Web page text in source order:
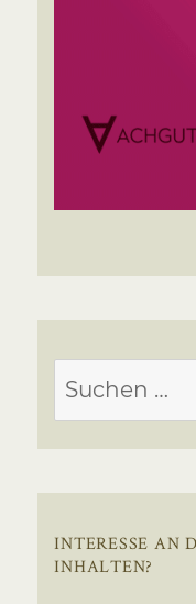
Suchen
nach:
INTERESSE AN
INHALTEN?